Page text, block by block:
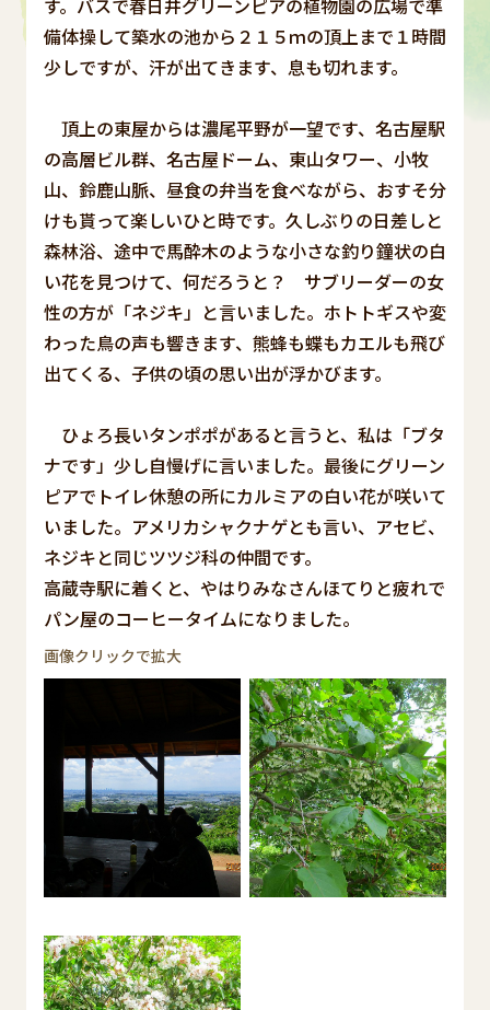
す。バスで春日井グリーンピアの植物園の広場で準
備体操して築水の池から２１５ｍの頂上まで１時間
少しですが、汗が出てきます、息も切れます。
頂上の東屋からは濃尾平野が一望です、名古屋駅
の高層ビル群、名古屋ドーム、東山タワー、小牧
山、鈴鹿山脈、昼食の弁当を食べながら、おすそ分
けも貰って楽しいひと時です。久しぶりの日差しと
森林浴、途中で馬酔木のような小さな釣り鐘状の白
い花を見つけて、何だろうと？ サブリーダーの女
性の方が「ネジキ」と言いました。ホトトギスや変
わった鳥の声も響きます、熊蜂も蝶もカエルも飛び
出てくる、子供の頃の思い出が浮かびます。
ひょろ長いタンポポがあると言うと、私は「ブタ
ナです」少し自慢げに言いました。最後にグリーン
ピアでトイレ休憩の所にカルミアの白い花が咲いて
いました。アメリカシャクナゲとも言い、アセビ、
ネジキと同じツツジ科の仲間です。
高蔵寺駅に着くと、やはりみなさんほてりと疲れで
パン屋のコーヒータイムになりました。
画像クリックで拡大